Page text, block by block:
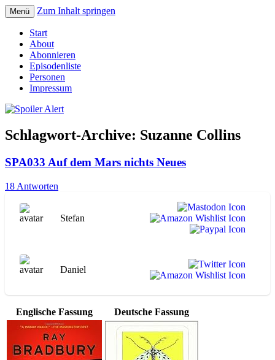
Spoiler Alert
Erfahrungshintergrund
Menü Zum Inhalt springen
Start
About
Abonnieren
Episodenliste
Personen
Impressum
Schlagwort-Archive: Suzanne Collins
SPA033 Auf dem Mars nichts Neues
18 Antworten
Stefan
Daniel
Englische Fassung Deutsche Fassung